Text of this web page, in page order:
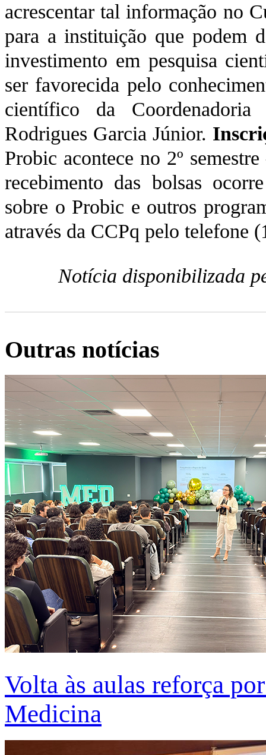
acrescentar tal informação no
para a instituição que podem
investimento em pesquisa
ser favorecida pelo
científico da
Rodrigues Garcia Júnior.
Probic acontece no 2º
recebimento das bolsas
sobre o Probic e outros
através da CCPq pelo telefone
Notícia disponibilizada
Outras notícias
Volta às aulas reforça
Medicina